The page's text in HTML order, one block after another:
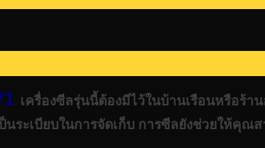
เครื่องซีลรุ่นนี้ต้องมีไว้ในบ้านเรือนหรือร้า
ระเบียบในการจัดเก็บ การซีลยังช่วยให้คุณ